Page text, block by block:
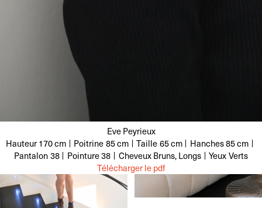
Eve Peyrieux
Hauteur 170 cm Poitrine85 cm Taille65 cm Hanches85 cm
Pantalon38 Pointure38 Cheveux Bruns, Longs YeuxVerts
Télécharger le pdf